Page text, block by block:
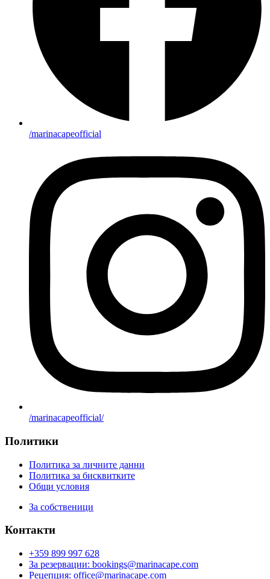
/marinacapeofficial
/marinacapeofficial/
Политики
Политика за личните данни
Политика за бисквитките
Общи условия
За собственици
Контакти
+359 899 997 628
За резервации: bookings@marinacape.com
Рецепция: office@marinacape.com